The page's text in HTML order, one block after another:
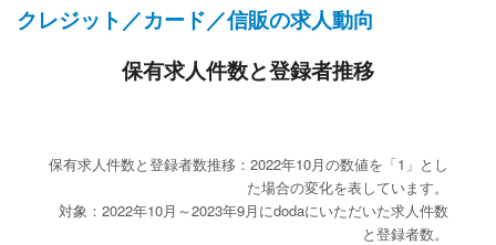
クレジット／カード／信販の求人動向
保有求人件数と登録者推移
保有求人件数と登録者数推移：2022年10月の数値を「1」とし
た場合の変化を表しています。
対象：2022年10月～2023年9月にdodaにいただいた求人件数
と登録者数。